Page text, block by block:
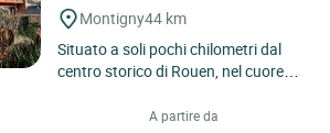
Montigny44 km
Situato a soli pochi chilometri dal
centro storico di Rouen, nel cuore
hotel-ristorante...A partire da